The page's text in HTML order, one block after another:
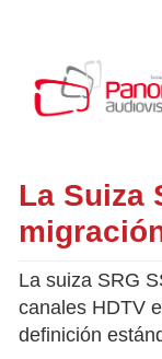
La Suiza
La suiza SRG
canales HDTV
definición